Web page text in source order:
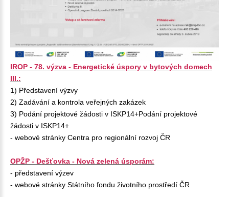
IROP - 78. výzva - Energetické úspory v bytových domech
III.:
1) Představení výzvy
2) Zadávání a kontrola veřejných zakázek
3) Podání projektové žádosti v ISKP14+Podání projektové
žádosti v ISKP14+
- webové stránky Centra pro regionální rozvoj ČR
OPŽP - Dešťovka - Nová zelená úsporám:
- představení výzev
- webové stránky Státního fondu životního prostředí ČR